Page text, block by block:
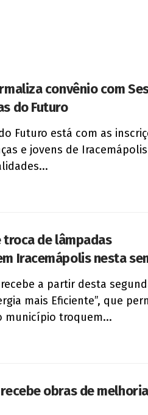
convênio com
do Futuro
Futuro está com as
e jovens de Iracemápolis
de lâmpadas
Iracemápolis nesta
a partir desta
mais Eficiente”, que
município troquem...
obras de